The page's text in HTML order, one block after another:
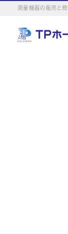
測量機器の販売と